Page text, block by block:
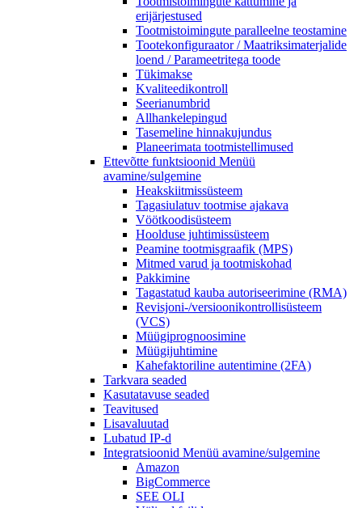
erijärjestused
Tootmistoimingute paralleelne teostamine
Tootekonfiguraator / Maatriksimaterjalide
loend / Parameetritega toode
Tükimakse
Kvaliteedikontroll
Seerianumbrid
Allhankelepingud
Tasemeline hinnakujundus
Planeerimata tootmistellimused
Ettevõtte funktsioonid Menüü
avamine/sulgemine
Heakskiitmissüsteem
Tagasiulatuv tootmise ajakava
Vöötkoodisüsteem
Hoolduse juhtimissüsteem
Peamine tootmisgraafik (MPS)
Mitmed varud ja tootmiskohad
Pakkimine
Tagastatud kauba autoriseerimine (RMA)
Revisjoni-/versioonikontrollisüsteem
(VCS)
Müügiprognoosimine
Müügijuhtimine
Kahefaktoriline autentimine (2FA)
Tarkvara seaded
Kasutatavuse seaded
Teavitused
Lisavaluutad
Lubatud IP-d
Integratsioonid Menüü avamine/sulgemine
Amazon
BigCommerce
SEE OLI